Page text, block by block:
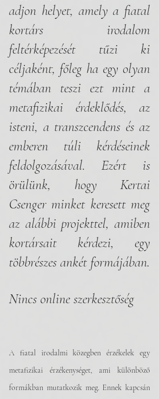
adjon helyet, amely a fiatal
kortárs irodalom
feltérképezését tűzi ki
céljaként, főleg ha egy olyan
témában teszi ezt mint a
metafizikai érdeklődés, az
isteni, a transzcendens és az
emberen túli kérdéseinek
feldolgozásával. Ezért is
örülünk, hogy Kertai
Csenger minket keresett meg
az alábbi projekttel, amiben
kortársait kérdezi, egy
Nincs online szerkesztőség
A fiatal irodalmi közegben érzékelek egy
metafizikai érzékenységet, ami különböző
formákban mutatkozik meg. Ennek kapcsán